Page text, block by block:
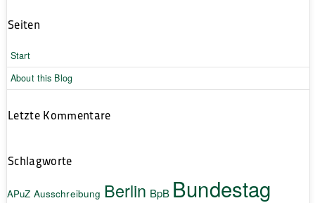
Seiten
Start
About this Blog
Letzte Kommentare
Schlagworte
APuZ Ausschreibung Berlin BpB Bundestag